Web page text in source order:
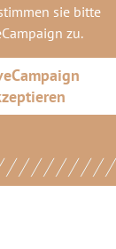
sie bitte
zu.